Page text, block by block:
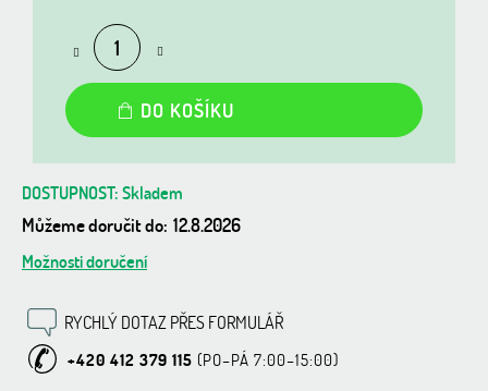
DO KOŠÍKU
Skladem
Můžeme doručit do: 12.8.2026
Možnosti doručení
RYCHLÝ DOTAZ PŘES FORMULÁŘ
+420 412 379 115